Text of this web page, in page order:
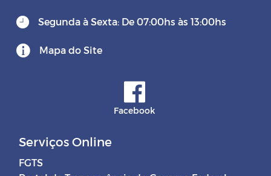
Segunda à Sexta: De 07:00hs às 13:00hs
Mapa do Site
Facebook
Serviços Online
FGTS